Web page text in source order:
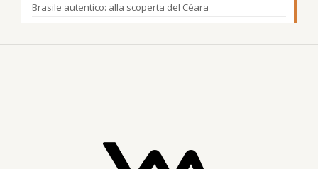
Brasile autentico: alla scoperta del Céara